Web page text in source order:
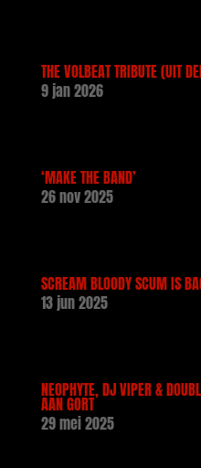
THE VOLBEAT TRIBUTE (UIT
9 jan 2026
‘MAKE THE BAND’
26 nov 2025
SCREAM BLOODY SCUM IS
13 jun 2025
NEOPHYTE, DJ VIPER &
AAN GORT
29 mei 2025